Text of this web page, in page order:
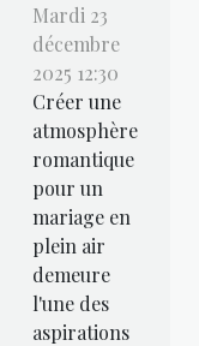
Mardi 23
décembre
2025 12:30
Créer une
atmosphère
romantique
pour un
mariage en
plein air
demeure
l'une des
aspirations